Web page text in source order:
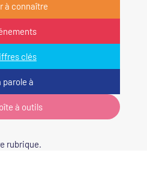
à connaître
clés
parole à
à outils
rubrique.